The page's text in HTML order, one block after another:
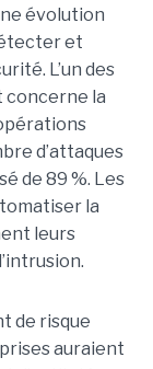
évolution
et
L’un des
concerne la
d’attaques
de 89 %. Les
la
leurs
de risque
auraient